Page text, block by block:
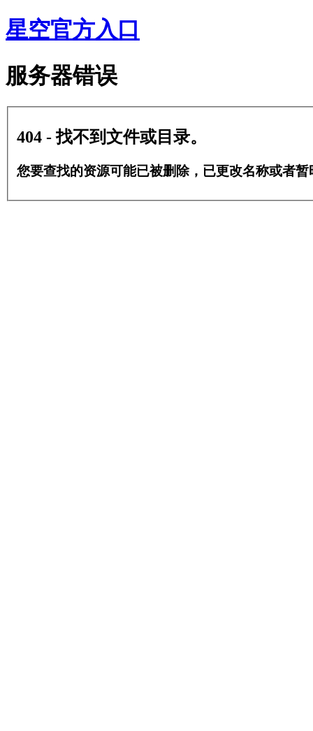
星空官方入口
服务器错误
404 - 找不到文件或目录。
您要查找的资源可能已被删除，已更改名称或者暂